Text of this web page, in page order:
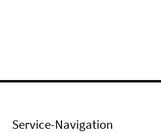
Service-Navigation